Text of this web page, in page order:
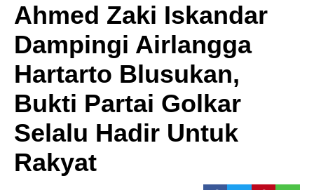
Ahmed Zaki Iskandar
Dampingi Airlangga
Hartarto Blusukan,
Bukti Partai Golkar
Selalu Hadir Untuk
Rakyat